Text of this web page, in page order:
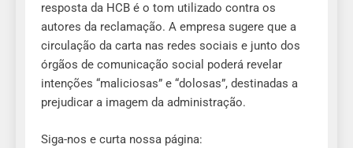
resposta da HCB é o tom utilizado contra os
autores da reclamação. A empresa sugere que a
circulação da carta nas redes sociais e junto dos
órgãos de comunicação social poderá revelar
intenções “maliciosas” e “dolosas”, destinadas a
prejudicar a imagem da administração.
Siga-nos e curta nossa página: